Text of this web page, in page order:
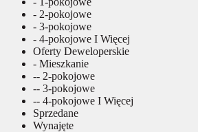
- 2-pokojowe
- 3-pokojowe
- 4-pokojowe I Więcej
Oferty Deweloperskie
- Mieszkanie
-- 2-pokojowe
-- 3-pokojowe
-- 4-pokojowe I Więcej
Sprzedane
Wynajęte